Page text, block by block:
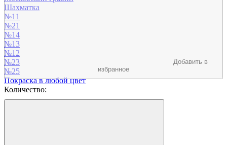
Добавить в
избранное
Шахматка
№11
№21
№14
№13
№12
№23
№25
Покраска в любой цвет
Количество: